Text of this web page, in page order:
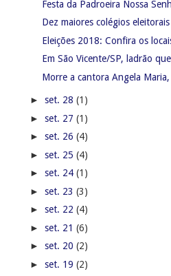
Festa da Padroeira Nossa
Dez maiores colégios
Eleições 2018: Confira os
Em São Vicente/SP, ladrão
Morre a cantora Angela
► set. 28 (1)
► set. 27 (1)
► set. 26 (4)
► set. 25 (4)
► set. 24 (1)
► set. 23 (3)
► set. 22 (4)
► set. 21 (6)
► set. 20 (2)
► set. 19 (2)